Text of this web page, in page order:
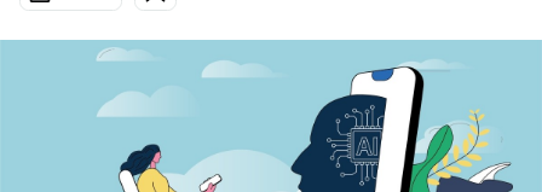
Economia
Sport
PODCAST